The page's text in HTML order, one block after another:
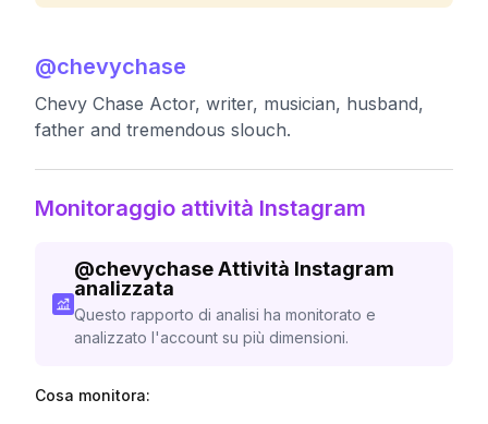
@chevychase
Chevy Chase Actor, writer, musician, husband,
father and tremendous slouch.
Monitoraggio attività Instagram
@chevychaseAttività Instagram
analizzata
Questo rapporto di analisi ha monitorato e
analizzato l'account su più dimensioni.
Cosa monitora: